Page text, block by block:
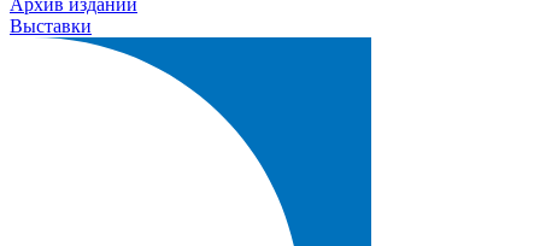
Архив изданий
Выставки